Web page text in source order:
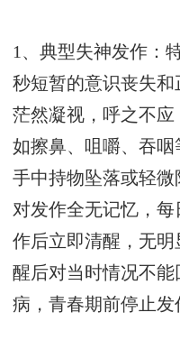
1、典型失神发作：
秒短暂的意识丧失
茫然凝视，呼之不应
如擦鼻、咀嚼、吞
手中持物坠落或轻
对发作全无记忆，
作后立即清醒，无明
醒后对当时情况不
病，青春期前停止发